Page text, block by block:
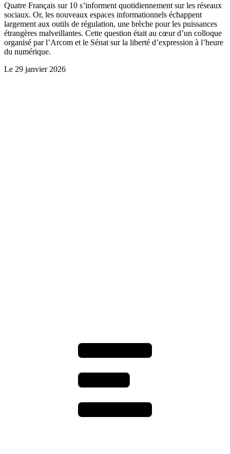
Quatre Français sur 10 s’informent quotidiennement sur les réseaux
sociaux. Or, les nouveaux espaces informationnels échappent
largement aux outils de régulation, une brèche pour les puissances
étrangères malveillantes. Cette question était au cœur d’un colloque
organisé par l’Arcom et le Sénat sur la liberté d’expression à l’heure
du numérique.
Le 29 janvier 2026